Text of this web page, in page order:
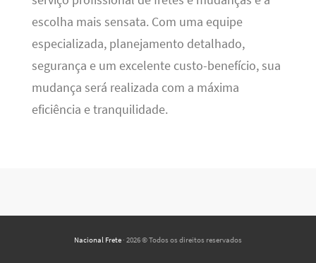
escolha mais sensata. Com uma equipe
especializada, planejamento detalhado,
segurança e um excelente custo-benefício, sua
mudança será realizada com a máxima
eficiência e tranquilidade.
Nacional Frete · 2026 © Todos os direitos reservados